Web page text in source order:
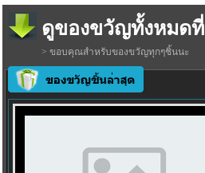
ดูของขวัญทั้งหมดที่
> ขอบคุณสำหรับของขวัญทุกๆชิ้นนะ